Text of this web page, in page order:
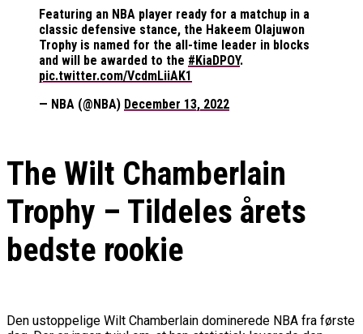
Featuring an NBA player ready for a matchup in a
classic defensive stance, the Hakeem Olajuwon
Trophy is named for the all-time leader in blocks
and will be awarded to the #KiaDPOY.
pic.twitter.com/VcdmLiiAK1
— NBA (@NBA) December 13, 2022
The Wilt Chamberlain
Trophy – Tildeles årets
bedste rookie
Den ustoppelige Wilt Chamberlain dominerede NBA fra første